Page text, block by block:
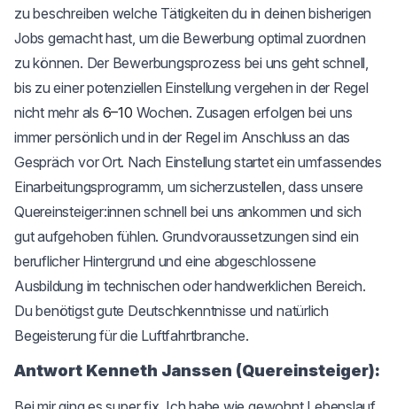
zu beschreiben welche Tätigkeiten du in deinen bisherigen
Jobs gemacht hast, um die Bewerbung optimal zuordnen
zu können. Der Bewerbungsprozess bei uns geht schnell,
bis zu einer potenziellen Einstellung vergehen in der Regel
nicht mehr als 6–10 Wochen. Zusagen erfolgen bei uns
immer persönlich und in der Regel im Anschluss an das
Gespräch vor Ort. Nach Einstellung startet ein umfassendes
Einarbeitungsprogramm, um sicherzustellen, dass unsere
Quereinsteiger:innen schnell bei uns ankommen und sich
gut aufgehoben fühlen. Grundvoraussetzungen sind ein
beruflicher Hintergrund und eine abgeschlossene
Ausbildung im technischen oder handwerklichen Bereich.
Du benötigst gute Deutschkenntnisse und natürlich
Begeisterung für die Luftfahrtbranche.
Antwort Kenneth Janssen (Quereinsteiger):